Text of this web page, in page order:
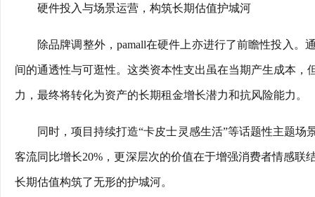
硬件投入与场景运营，构筑长期估值护城河
除品牌调整外，pamall在硬件上亦进行了前瞻性投入
间的通透性与可逛性。这类资本性支出虽在当期产生成本
力，最终将转化为资产的长期租金增长潜力和抗风险能力。
同时，项目持续打造“卡皮士灵感生活”等话题性主题
客流同比增长20%，更深层次的价值在于增强消费者情感
长期估值构筑了无形的护城河。